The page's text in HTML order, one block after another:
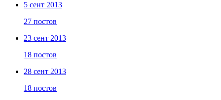
5 сент 2013
27 постов
23 сент 2013
18 постов
28 сент 2013
18 постов